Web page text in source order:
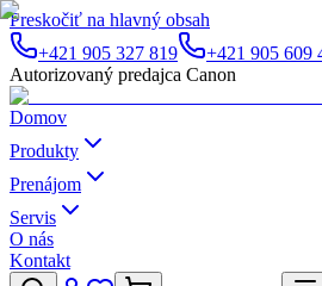
Preskočiť na hlavný obsah
+421 905 327 819
+421 905 609
Autorizovaný predajca Canon
Domov
Produkty
Prenájom
Servis
O nás
Kontakt